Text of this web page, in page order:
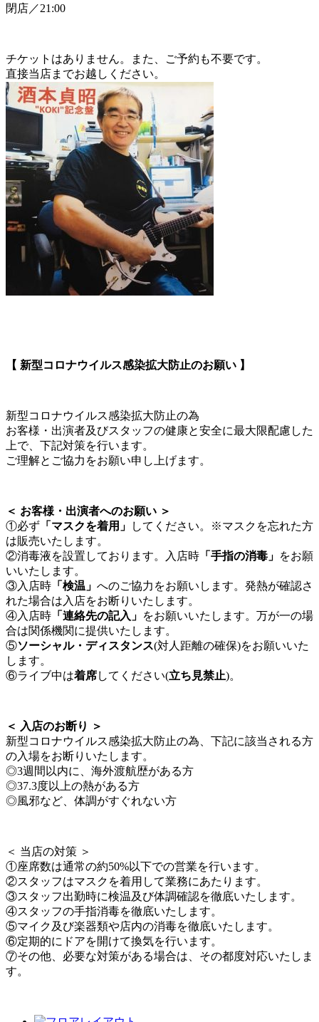
閉店／21:00
チケットはありません。また、ご予約も不要です。
直接当店までお越しください。
【 新型コロナウイルス感染拡大防止のお願い 】
新型コロナウイルス感染拡大防止の為
お客様・出演者及びスタッフの健康と安全に最大限配慮した
上で、下記対策を行います。
ご理解とご協力をお願い申し上げます。
＜ お客様・出演者へのお願い ＞
①必ず 「マスクを着用」
してください。※マスクを忘れた方
は販売いたします。
②消毒液を設置しております。入店時 「手指の消毒」 をお願
いいたします。
③入店時 「検温」 へのご協力をお願いします。発熱が確認さ
れた場合は入店をお断りいたします。
④入店時 「連絡先の記入」 をお願いいたします。万が一の場
合は関係機関に提供いたします。
⑤ソーシャル・ディスタンス(対人距離の確保)をお願いいた
します。
⑥ライブ中は着席してください(立ち見禁止)。
＜ 入店のお断り ＞
新型コロナウイルス感染拡大防止の為、下記に該当される方
の入場をお断りいたします。
◎3週間以内に、海外渡航歴がある方
◎37.3度以上の熱がある方
◎風邪など、体調がすぐれない方
＜ 当店の対策 ＞
①座席数は通常の約50%以下での営業を行います。
②スタッフはマスクを着用して業務にあたります。
③スタッフ出勤時に検温及び体調確認を徹底いたします。
④スタッフの手指消毒を徹底いたします。
⑤マイク及び楽器類や店内の消毒を徹底いたします。
⑥定期的にドアを開けて換気を行います。
⑦その他、必要な対策がある場合は、その都度対応いたしま
す。